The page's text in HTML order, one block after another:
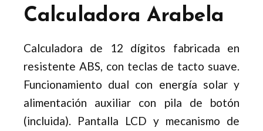
Calculadora Arabela
Calculadora de 12 dígitos fabricada en
resistente ABS, con teclas de tacto suave.
Funcionamiento dual con energía solar y
alimentación auxiliar con pila de botón
(incluida). Pantalla LCD y mecanismo de